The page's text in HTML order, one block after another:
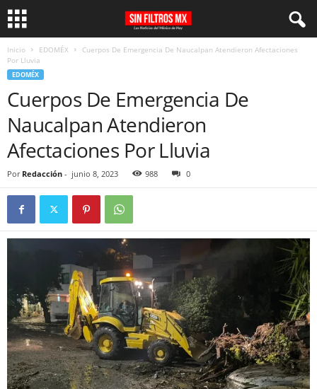
Inicio EDOMÉX
Cuerpos De Emergencia De Naucalpan Atendieron Afectaciones
Por Lluvia
EDOMÉX
Cuerpos De Emergencia De
Naucalpan Atendieron
Afectaciones Por Lluvia
Por Redacción - junio 8, 2023 988 0